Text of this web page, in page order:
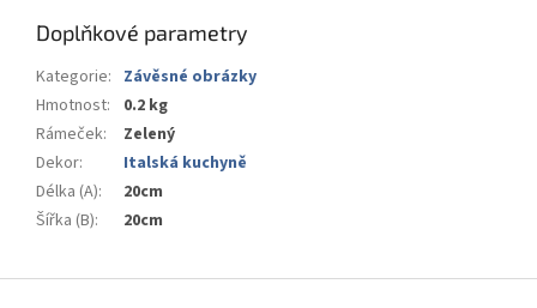
Doplňkové parametry
Kategorie: Závěsné obrázky
Hmotnost:
0.2 kg
Rámeček:
Zelený
Dekor:
Italská kuchyně
Délka (A):
20cm
Šířka (B): 20cm